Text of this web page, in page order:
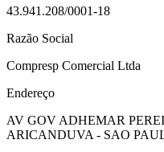
43.941.208/0001-18
Razão Social
Compresp Comercial Ltda
Endereço
AV GOV ADHEMAR
ARICANDUVA - SAO